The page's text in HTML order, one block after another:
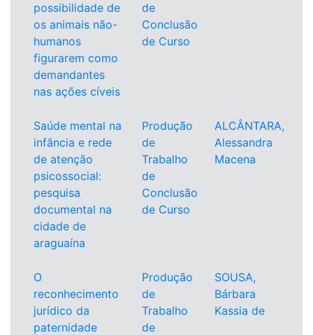
possibilidade de
os animais não-
humanos
figurarem como
demandantes
nas ações cíveis
de
Conclusão
de Curso
Saúde mental na
infância e rede
de atenção
psicossocial:
pesquisa
documental na
cidade de
araguaína
Produção
de
Trabalho
de
Conclusão
de Curso
ALCÂNTARA,
Alessandra
Macena
O
reconhecimento
jurídico da
paternidade
Produção
de
Trabalho
de
SOUSA,
Bárbara
Kassia de